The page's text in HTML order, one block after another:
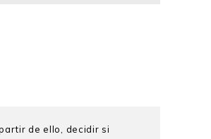
de ello, decidir si